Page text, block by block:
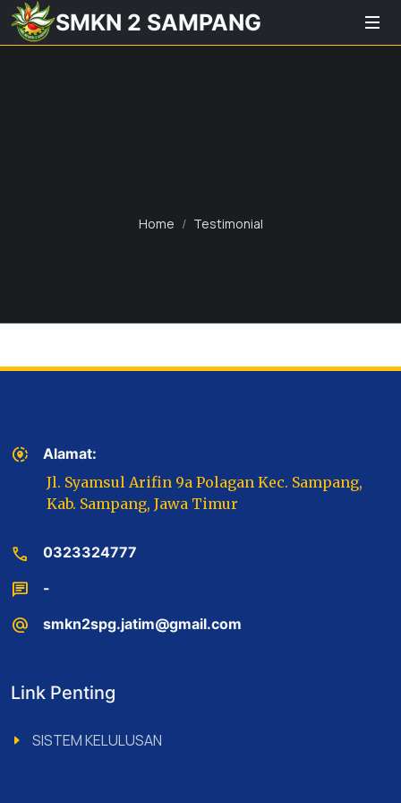
SMKN 2 SAMPANG
Home Testimonial
share_location
Alamat:
Jl. Syamsul Arifin 9a Polagan Kec. Sampang,
Kab. Sampang, Jawa Timur
call 0323324777
chat -
alternate_email smkn2spg.jatim@gmail.com
Link Penting
SISTEM KELULUSAN